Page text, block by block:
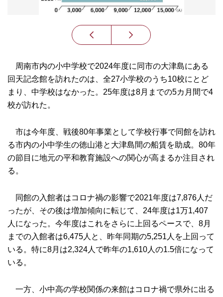
周南市内の小中学校で2024年度に同市の大津島にある
回天記念館を訪れたのは、全27小学校のうち10校にとど
まり、中学校はなかった。25年度は8月までの5カ月間で4
校が訪れた。
市は今年度、戦後80年事業として学校行事で同館を訪れ
る市内の小中学生の徳山港と大津島間の船賃を助成。80年
の節目に地元の平和教育施設への関心が高まるか注目され
る。
同館の入館者はコロナ禍の影響で2021年度は7,876人だ
ったが、その後は増加傾向に転じて、24年度は1万1,407
人になった。今年度はこれをさらに上回るペースで、8月
までの入館者は6,475人と、昨年同期の5,251人を上回って
いる。特に8月は2,324人で昨年の1,610人の1.5倍になって
いる。
一方、小中高の学校関係の来館はコロナ禍で県外に出る